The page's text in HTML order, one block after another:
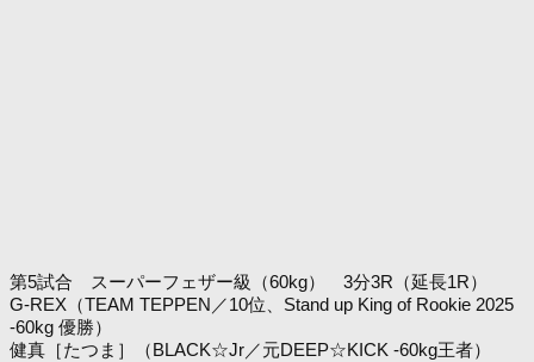
第5試合 スーパーフェザー級（60kg） 3分3R（延長1R）
G-REX（TEAM TEPPEN／10位、Stand up King of Rookie 2025
-60kg 優勝）
健真［たつま］（BLACK☆Jr／元DEEP☆KICK -60kg王者）